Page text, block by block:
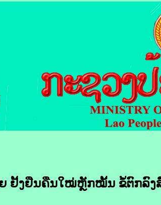
ຢັ້ງຢືນ​ຄືນໃໝ່​ຫຼັກ​ໝັ້ນ ​ຂໍ້​ຕົກລົງ​